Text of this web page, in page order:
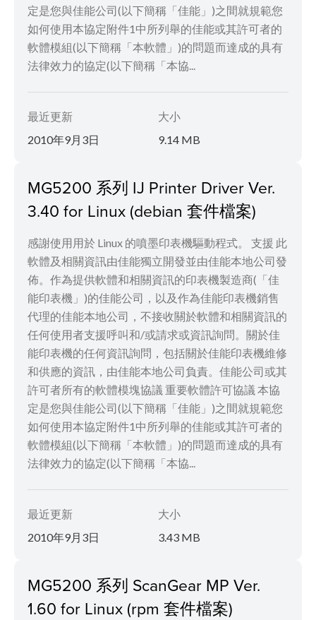
定是您與佳能公司(以下簡稱「佳能」)之間就規範您
如何使用本協定附件1中所列舉的佳能或其許可者的
軟體模組(以下簡稱「本軟體」)的問題而達成的具有
法律效力的協定(以下簡稱「本協...
最近更新
2010年9月3日
大小
9.14 MB
MG5200 系列 IJ Printer Driver Ver.
3.40 for Linux (debian 套件檔案)
感謝使用用於 Linux 的噴墨印表機驅動程式。 支援 此
軟體及相關資訊由佳能獨立開發並由佳能本地公司發
佈。作為提供軟體和相關資訊的印表機製造商(「佳
能印表機」)的佳能公司，以及作為佳能印表機銷售
代理的佳能本地公司，不接收關於軟體和相關資訊的
任何使用者支援呼叫和/或請求或資訊詢問。關於佳
能印表機的任何資訊詢問，包括關於佳能印表機維修
和供應的資訊，由佳能本地公司負責。佳能公司或其
許可者所有的軟體模塊協議 重要軟體許可協議 本協
定是您與佳能公司(以下簡稱「佳能」)之間就規範您
如何使用本協定附件1中所列舉的佳能或其許可者的
軟體模組(以下簡稱「本軟體」)的問題而達成的具有
法律效力的協定(以下簡稱「本協...
最近更新
2010年9月3日
大小
3.43 MB
MG5200 系列 ScanGear MP Ver.
1.60 for Linux (rpm 套件檔案)